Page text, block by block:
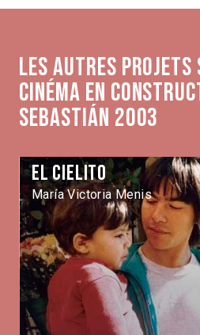
Les autres projets
Cinéma en
Sebastián 2003
El cielito
María Victoria Menis